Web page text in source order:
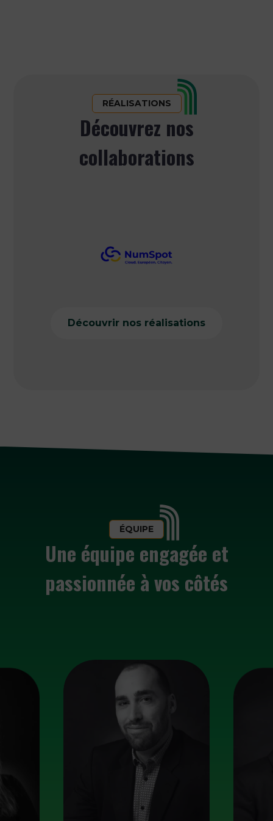
RÉALISATIONS
Découvrez nos
collaborations
Découvrir nos réalisations
ÉQUIPE
Une équipe engagée et
passionnée à vos côtés